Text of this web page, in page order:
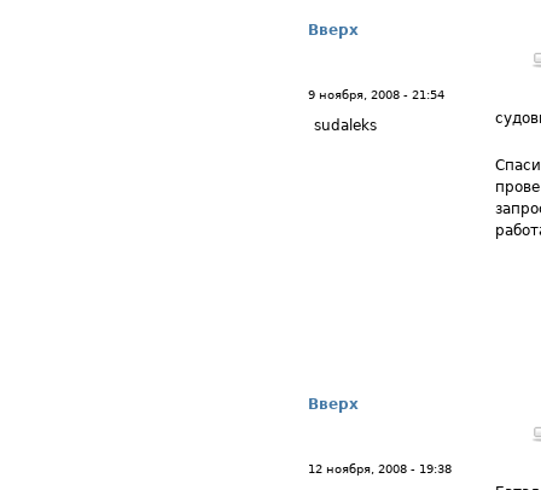
Вверх
9 ноября, 2008 - 21:54
sudaleks
Вверх
12 ноября, 2008 - 19:38